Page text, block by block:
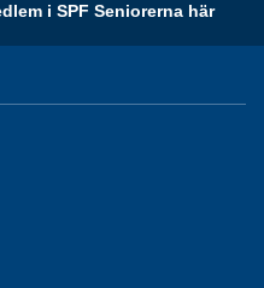
i SPF Seniorerna här